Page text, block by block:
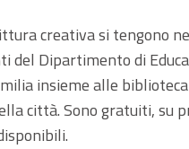
creativa si tengono
Dipartimento di
insieme alle
città. Sono gratuiti, su